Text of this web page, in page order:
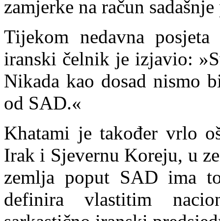
zamjerke na račun
Tijekom nedavna
iranski čelnik je izjavio:
Nikada kao dosad nismo
od SAD.«
Khatami je također vrlo
Irak i Sjevernu Koreju, u
zemlja poput SAD ima
definira vlastitim